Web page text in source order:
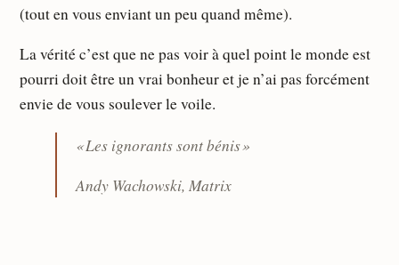
(tout en vous enviant un peu quand même).
La vérité c’est que ne pas voir à quel point le monde est
pourri doit être un vrai bonheur et je n’ai pas forcément
envie de vous soulever le voile.
« Les ignorants sont bénis »
Andy Wachowski, Matrix